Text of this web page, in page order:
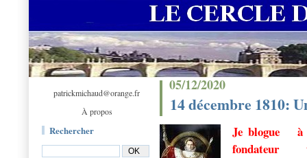
patrickmichaud@orange.fr
À propos
Rechercher
05/12/2020
14 décembre 1810:
Je blogue